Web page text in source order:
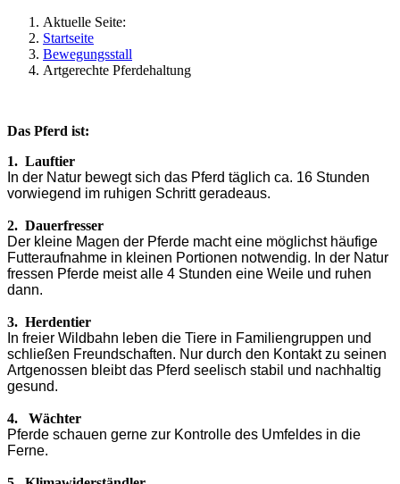
Aktuelle Seite:
Startseite
Bewegungsstall
Artgerechte Pferdehaltung
Das Pferd ist:
1. Lauftier
In der Natur bewegt sich das Pferd täglich ca. 16 Stunden
vorwiegend im ruhigen Schritt geradeaus.
2. Dauerfresser
Der kleine Magen der Pferde macht eine möglichst häufige
Futteraufnahme in kleinen Portionen notwendig. In der Natur
fressen Pferde meist alle 4 Stunden eine Weile und ruhen
dann.
3. Herdentier
In freier Wildbahn leben die Tiere in Familiengruppen und
schließen Freundschaften. Nur durch den Kontakt zu seinen
Artgenossen bleibt das Pferd seelisch stabil und nachhaltig
gesund.
4. Wächter
Pferde schauen gerne zur Kontrolle des Umfeldes in die
Ferne.